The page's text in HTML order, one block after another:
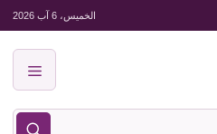
الخميس، 6 آب 2026